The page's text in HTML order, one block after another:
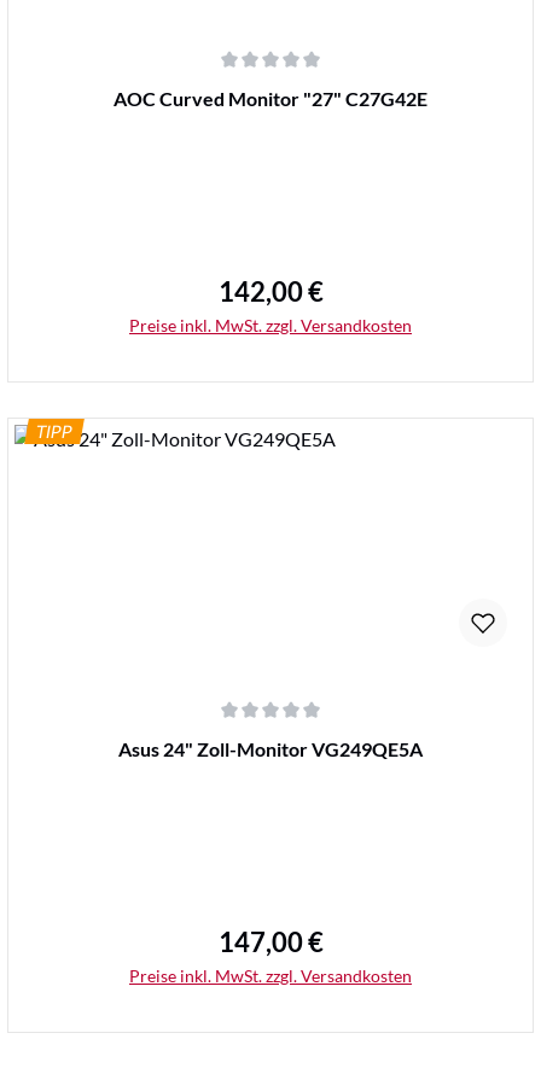
Durchschnittliche Bewertung von 0 von 5 Sternen
AOC Curved Monitor "27" C27G42E
Regulärer Preis:
142,00 €
Preise inkl. MwSt. zzgl. Versandkosten
TIPP
Durchschnittliche Bewertung von 0 von 5 Sternen
Asus 24" Zoll-Monitor VG249QE5A
Regulärer Preis:
147,00 €
Preise inkl. MwSt. zzgl. Versandkosten